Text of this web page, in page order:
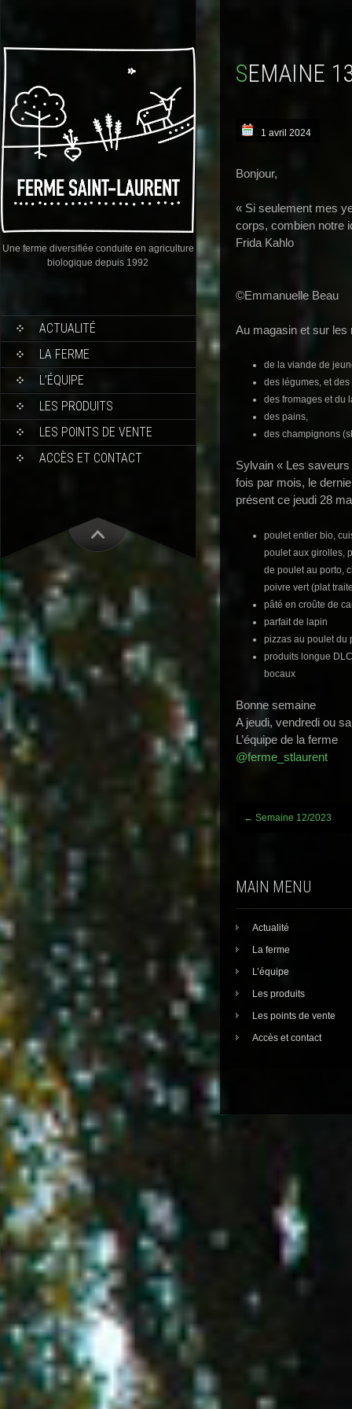
Une ferme diversifiée conduite en agriculture
biologique depuis 1992
ACTUALITÉ
LA FERME
L’ÉQUIPE
LES PRODUITS
LES POINTS DE VENTE
ACCÈS ET CONTACT
SEMAINE
1 avril 2024
Bonjour,
« Si seulement mes
corps, combien notre
Frida Kahlo
©Emmanuelle Beau
Au magasin et sur
de la viande de
des légumes, et des
des fromages et du
des pains,
des champignons
Sylvain « Les
fois par mois, le
présent ce jeudi 28
poulet entier bio,
poulet aux girolles,
de poulet au porto,
poivre vert (plat
pâté en croûte de
parfait de lapin
pizzas au poulet du
produits longue
bocaux
Bonne semaine
A jeudi, vendredi ou
L’équipe de la ferme
@ferme_stlaurent
Post
← Semaine 12/2023
MAIN MENU
Actualité
La ferme
L’équipe
Les produits
Les points de vente
Accès et contact